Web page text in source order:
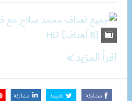
اقرأ المزيد
مشاركة تغريدة مشاركة